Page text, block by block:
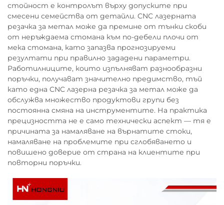
стойност е контролът върху допуските при
смесени семейства от детайли. CNC лазерната
резачка за метал може да премине от тънки скоби
от неръждаема стомана към по-дебели плочи от
мека стомана, като запазва прогнозируеми
резултати при правилно зададени параметри.
Работилниците, които изпълняват разнообразни
поръчки, получават значително предимство, тъй
като една CNC лазерна резачка за метал може да
обслужва множество продуктови групи без
постоянна смяна на инструментите. На практика
прецизността не е само технически аспект — тя е
причината за намаляване на върнатите стоки,
намаляване на проблемите при сглобяването и
повишено доверие от страна на клиентите при
повторни поръчки.